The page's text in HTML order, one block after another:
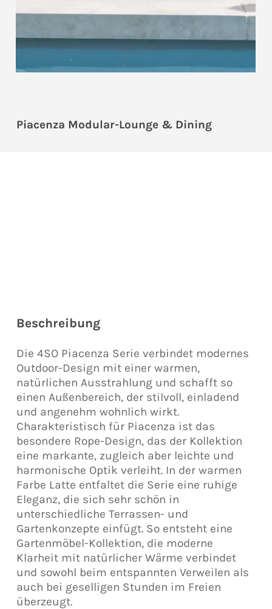
Piacenza Modular-Lounge & Dining
Beschreibung
Die 4SO Piacenza Serie verbindet modernes
Outdoor-Design mit einer warmen,
natürlichen Ausstrahlung und schafft so
einen Außenbereich, der stilvoll, einladend
und angenehm wohnlich wirkt.
Charakteristisch für Piacenza ist das
besondere Rope-Design, das der Kollektion
eine markante, zugleich aber leichte und
harmonische Optik verleiht. In der warmen
Farbe Latte entfaltet die Serie eine ruhige
Eleganz, die sich sehr schön in
unterschiedliche Terrassen- und
Gartenkonzepte einfügt. So entsteht eine
Gartenmöbel-Kollektion, die moderne
Klarheit mit natürlicher Wärme verbindet
und sowohl beim entspannten Verweilen als
auch bei geselligen Stunden im Freien
überzeugt.